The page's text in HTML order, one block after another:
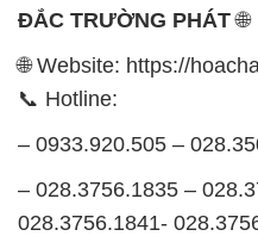
ĐẮC TRƯỜNG PHÁT🌐
🌐 Website: https://
📞 Hotline:
– 0933.920.505 –
– 028.3756.1835 –
028.3756.1841-